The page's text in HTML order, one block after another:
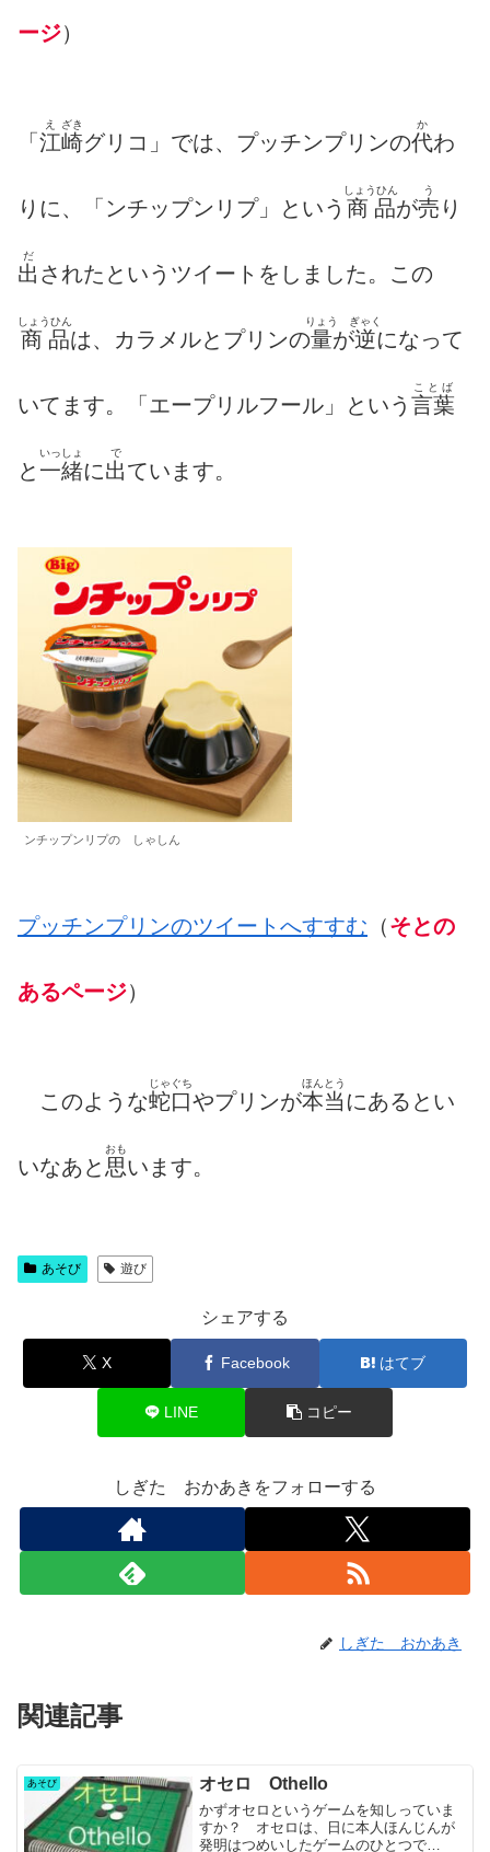
ージ）
「 江
え
崎
ざき
グリコ」では、プッチンプリンの代
か
わ
りに、「ンチップンリプ」という 商品
しょうひん
が売
う
り
出
だ
されたというツイートをしました。この
商品
しょうひん
は、カラメルとプリンの量
りょう
が逆
ぎゃく
になって
いてます。「エープリルフール」という 言葉
ことば
と 一緒
いっしょ
に出
で
ています。
ンチップンリプの しゃしん
プッチンプリンのツイートへすすむ （そとの
あるページ）
このような蛇口
じゃぐち
やプリンが本当
ほんとう
にあるとい
いなあと 思
おも
います。
あそび 遊び
シェアする
X Facebook はてブ
LINE コピー
しぎた おかあきをフォローする
しぎた おかあき
関連記事
あそび オセロ Othello
かずオセロというゲームを知しっていま
すか？ オセロは、日に本人ほんじんが
発明はつめいしたゲームのひとつで